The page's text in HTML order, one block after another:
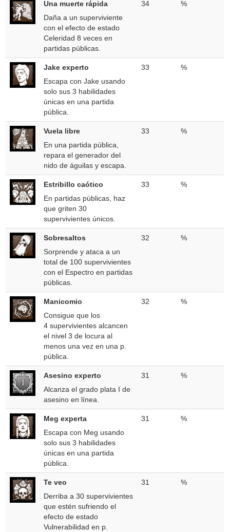
Una muerte rápida
Daña a un superviviente
con el efecto de estado
Celeridad 8 veces en
partidas públicas.
34 %
Jake experto
Escapa con Jake usando
solo sus 3 habilidades
únicas en una partida
pública.
33 %
Vuela libre
En una partida pública,
repara el generador del
nido de águilas y escapa.
33 %
Estribillo caótico
En partidas públicas, haz
que griten 30
supervivientes únicos.
33 %
Sobresaltos
Sorprende y ataca a un
total de 100 supervivientes
con el Espectro en partidas
públicas.
32 %
Manicomio
Consigue que los
4 supervivientes alcancen
el nivel 3 de locura al
menos una vez en una p.
pública.
32 %
Asesino experto
Alcanza el grado plata I de
asesino en línea.
31 %
Meg experta
Escapa con Meg usando
solo sus 3 habilidades
únicas en una partida
pública.
31 %
Te veo
Derriba a 30 supervivientes
que estén sufriendo el
efecto de estado
Vulnerabilidad en p.
31 %